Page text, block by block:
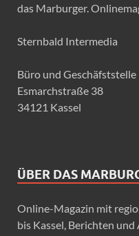
das Marburger.
Sternbald Intermedia
Büro und Geschäfststelle
Esmarchstraße 38
34121 Kassel
ÜBER DAS
Online-Magazin mit
bis Kassel, Berichten